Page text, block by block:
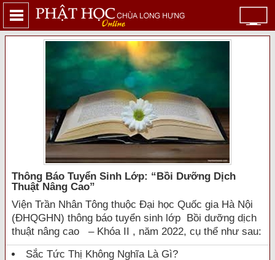
Thông Báo Tuyển Sinh Lớp: “bồi Dưỡng Dịch
Thuật Nâng Cao”
Viện Trần Nhân Tông thuộc Đại học Quốc gia Hà Nội
(ĐHQGHN) thông báo tuyển sinh lớp Bồi dưỡng dịch
thuật nâng cao – Khóa II , năm 2022, cụ thể như sau:
Sắc Tức Thị Không Nghĩa Là Gì?